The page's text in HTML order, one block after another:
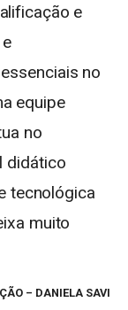
e
no
equipe
no
didático
tecnológica
muito
– DANIELA SAVI